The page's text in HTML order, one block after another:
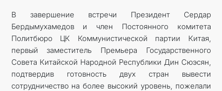
В завершение встречи Президент Сердар
Бердымухамедов и член Постоянного комитета
Политбюро ЦК Коммунистической партии Китая,
первый заместитель Премьера Государственного
Совета Китайской Народной Республики Дин Сюэсян,
подтвердив готовность двух стран вывести
сотрудничество на более высокий уровень, пожелали